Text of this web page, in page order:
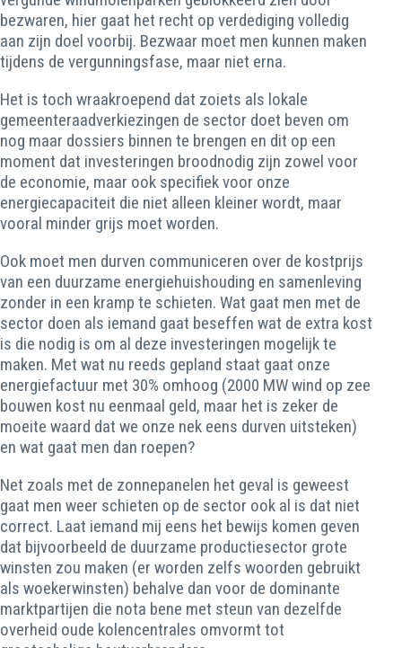
bezwaren, hier gaat het recht op verdediging volledig
aan zijn doel voorbij. Bezwaar moet men kunnen maken
tijdens de vergunningsfase, maar niet erna.
Het is toch wraakroepend dat zoiets als lokale
gemeenteraadverkiezingen de sector doet beven om
nog maar dossiers binnen te brengen en dit op een
moment dat investeringen broodnodig zijn zowel voor
de economie, maar ook specifiek voor onze
energiecapaciteit die niet alleen kleiner wordt, maar
vooral minder grijs moet worden.
Ook moet men durven communiceren over de kostprijs
van een duurzame energiehuishouding en samenleving
zonder in een kramp te schieten. Wat gaat men met de
sector doen als iemand gaat beseffen wat de extra kost
is die nodig is om al deze investeringen mogelijk te
maken. Met wat nu reeds gepland staat gaat onze
energiefactuur met 30% omhoog (2000 MW wind op zee
bouwen kost nu eenmaal geld, maar het is zeker de
moeite waard dat we onze nek eens durven uitsteken)
en wat gaat men dan roepen?
Net zoals met de zonnepanelen het geval is geweest
gaat men weer schieten op de sector ook al is dat niet
correct. Laat iemand mij eens het bewijs komen geven
dat bijvoorbeeld de duurzame productiesector grote
winsten zou maken (er worden zelfs woorden gebruikt
als woekerwinsten) behalve dan voor de dominante
marktpartijen die nota bene met steun van dezelfde
overheid oude kolencentrales omvormt tot